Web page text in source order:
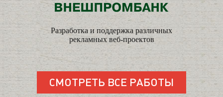
Разработка и поддержка различных
рекламных веб-проектов
СМОТРЕТЬ ВСЕ РАБОТЫ